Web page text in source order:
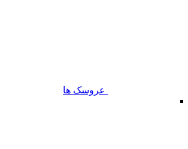
عروسک ها